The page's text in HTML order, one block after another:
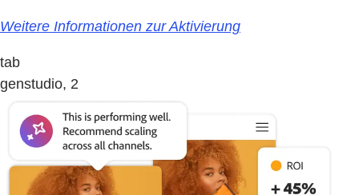
Weitere Informationen zur Aktivierung
tab
genstudio, 2